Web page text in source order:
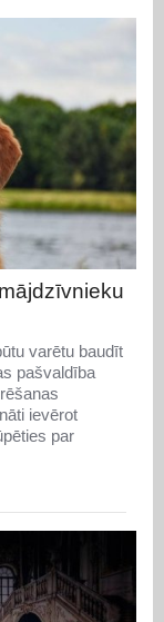
varētu baudīt
pašvaldība
ievērot
par